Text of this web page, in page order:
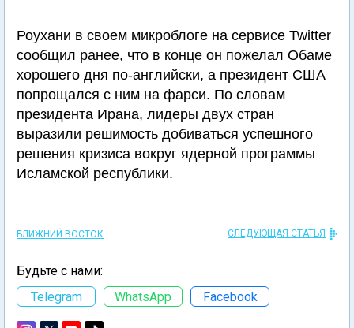
Роухани в своем микроблоге на сервисе Twitter
сообщил ранее, что в конце он пожелал Обаме
хорошего дня по-английски, а президент США
попрощался с ним на фарси. По словам
президента Ирана, лидеры двух стран
выразили решимость добиваться успешного
решения кризиса вокруг ядерной программы
Исламской республики.
БЛИЖНИЙ ВОСТОК СЛЕДУЮЩАЯ СТАТЬЯ
Будьте с нами:
Telegram
WhatsApp Facebook